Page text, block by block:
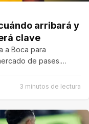
arribará y
clave
a Boca para
de pases.…
3 minutos de lectura